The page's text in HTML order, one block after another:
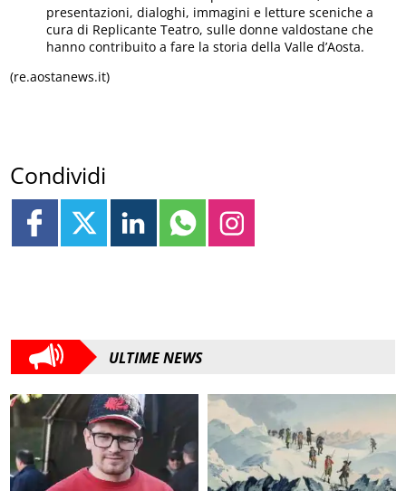
presentazioni, dialoghi, immagini e letture sceniche a
cura di Replicante Teatro, sulle donne valdostane che
hanno contribuito a fare la storia della Valle d’Aosta.
(re.aostanews.it)
Condividi
ULTIME NEWS